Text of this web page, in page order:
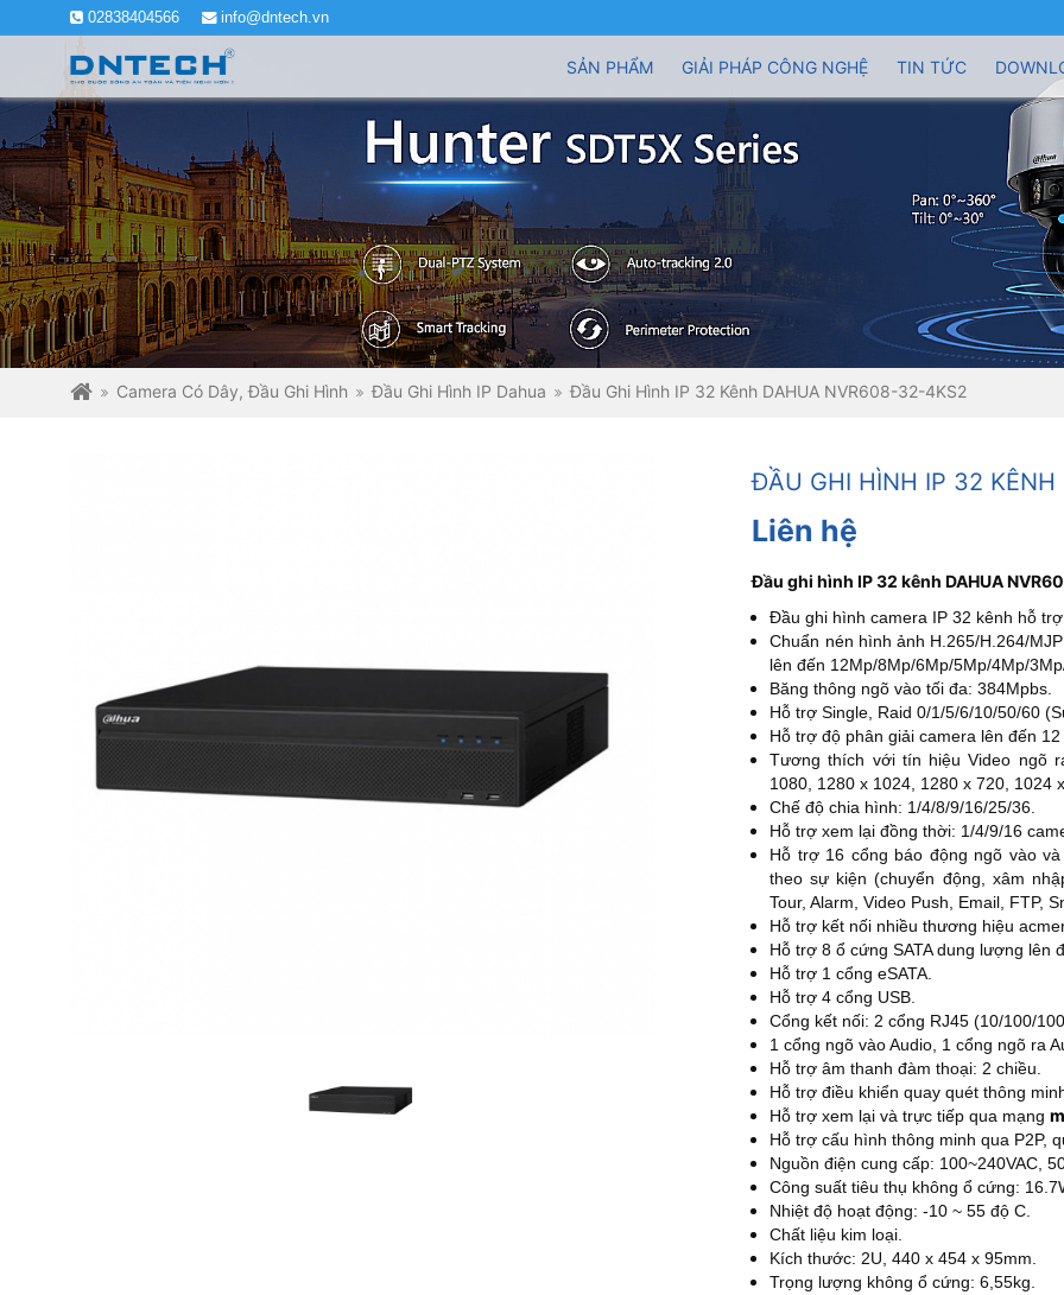
02838404566 info@dntech.vn
SẢN PHẨM GIẢI PHÁP CÔNG NGHỆ TIN TỨC
Camera Có Dây, Đầu Ghi Hình Đầu Ghi Hình IP Dahua Đầu Ghi Hình IP 32 Kênh DAHUA NVR608-32-4KS2
ĐẦU GHI HÌNH IP 32
Liên hệ
Đầu ghi hình IP 32 kênh DAHUA
Đầu ghi hình camera IP 32 kênh hỗ
Chuẩn nén hình ảnh H.265/H.264/
lên đến 12Mp/8Mp/6Mp/5Mp/4Mp/
Băng thông ngõ vào tối đa: 384Mpbs.
Hỗ trợ Single, Raid 0/1/5/6/10/50/60
Hỗ trợ độ phân giải camera lên đến
Tương thích với tín hiệu Video ngõ
1080, 1280 x 1024, 1280 x 720, 1024
Chế độ chia hình: 1/4/8/9/16/25/36.
Hỗ trợ xem lại đồng thời: 1/4/9/16
Hỗ trợ 16 cổng báo động ngõ vào
theo sự kiện (chuyển động, xâm
Tour, Alarm, Video Push, Email, FTP,
Hỗ trợ kết nối nhiều thương hiệu
Hỗ trợ 8 ổ cứng SATA dung lượng lên
Hỗ trợ 1 cổng eSATA.
Hỗ trợ 4 cổng USB.
Cổng kết nối: 2 cổng RJ45 (10/100/
1 cổng ngõ vào Audio, 1 cổng ngõ ra
Hỗ trợ âm thanh đàm thoại: 2 chiều.
Hỗ trợ điều khiển quay quét thông
Hỗ trợ xem lại và trực tiếp qua mạng
Hỗ trợ cấu hình thông minh qua P2P,
Nguồn điện cung cấp: 100~240VAC,
Công suất tiêu thụ không ổ cứng:
Nhiệt độ hoạt động: -10 ~ 55 độ C.
Chất liệu kim loại.
Kích thước: 2U, 440 x 454 x 95mm.
Trọng lượng không ổ cứng: 6,55kg.